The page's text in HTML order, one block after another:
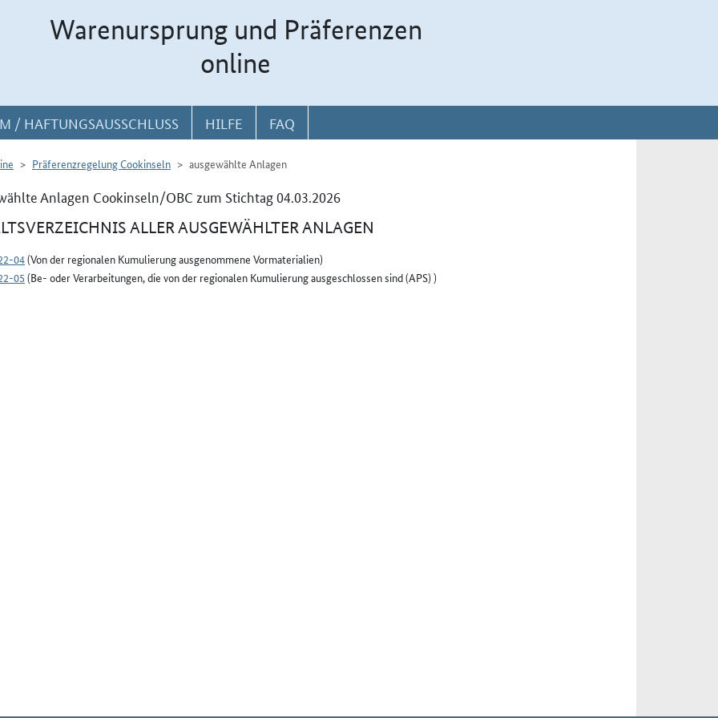
Warenursprung und Präferenzen
online
/ HAFTUNGSAUSSCHLUSS HILFE FAQ
Präferenzregelung Cookinseln ausgewählte Anlagen
Anlagen Cookinseln/OBC zum Stichtag 04.03.2026
ALLER AUSGEWÄHLTER ANLAGEN
04(Von der regionalen Kumulierung ausgenommene Vormaterialien)
05 (Be- oder Verarbeitungen, die von der regionalen Kumulierung ausgeschlossen sind (APS) )